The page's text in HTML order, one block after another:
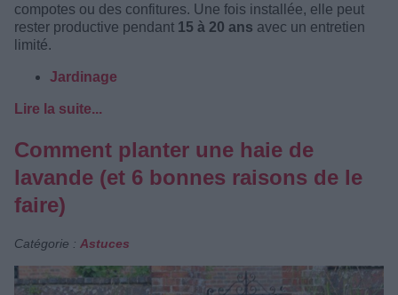
compotes ou des confitures. Une fois installée, elle peut
rester productive pendant 15 à 20 ans avec un entretien
limité.
Jardinage
Lire la suite...
Comment planter une haie de
lavande (et 6 bonnes raisons de le
faire)
Catégorie : Astuces